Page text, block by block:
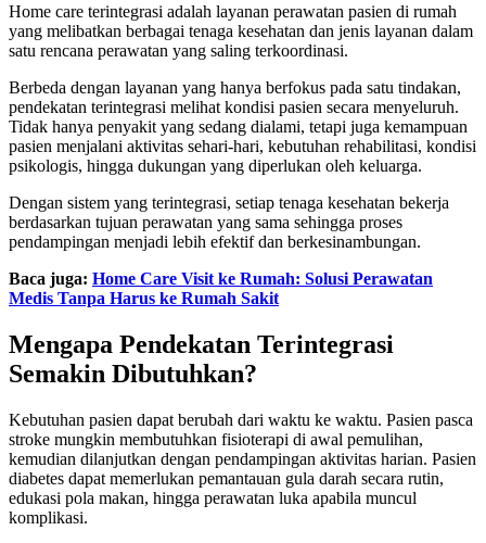
Home care terintegrasi adalah layanan perawatan pasien di rumah
yang melibatkan berbagai tenaga kesehatan dan jenis layanan dalam
satu rencana perawatan yang saling terkoordinasi.
Berbeda dengan layanan yang hanya berfokus pada satu tindakan,
pendekatan terintegrasi melihat kondisi pasien secara menyeluruh.
Tidak hanya penyakit yang sedang dialami, tetapi juga kemampuan
pasien menjalani aktivitas sehari-hari, kebutuhan rehabilitasi, kondisi
psikologis, hingga dukungan yang diperlukan oleh keluarga.
Dengan sistem yang terintegrasi, setiap tenaga kesehatan bekerja
berdasarkan tujuan perawatan yang sama sehingga proses
pendampingan menjadi lebih efektif dan berkesinambungan.
Baca juga: Home Care Visit ke Rumah: Solusi Perawatan
Medis Tanpa Harus ke Rumah Sakit
Mengapa Pendekatan Terintegrasi
Semakin Dibutuhkan?
Kebutuhan pasien dapat berubah dari waktu ke waktu. Pasien pasca
stroke mungkin membutuhkan fisioterapi di awal pemulihan,
kemudian dilanjutkan dengan pendampingan aktivitas harian. Pasien
diabetes dapat memerlukan pemantauan gula darah secara rutin,
edukasi pola makan, hingga perawatan luka apabila muncul
komplikasi.